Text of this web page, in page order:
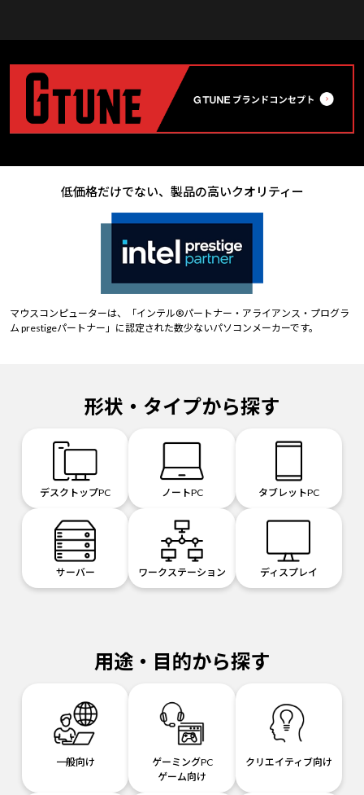
低価格だけでない、製品の高いクオリティー
マウスコンピューターは、「インテル®パートナー・アライアンス・プログラ
ム prestigeパートナー」に認定された数少ないパソコンメーカーです。
形状・タイプから探す
デスクトップPC ノートPC タブレットPC
サーバー ワークステーション ディスプレイ
用途・目的から探す
一般向け
ゲーミングPC
ゲーム向け
クリエイティブ向け